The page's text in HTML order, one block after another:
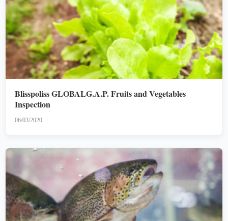
Blisspoliss GLOBALG.A.P. Fruits and Vegetables
Inspection
06/03/2020